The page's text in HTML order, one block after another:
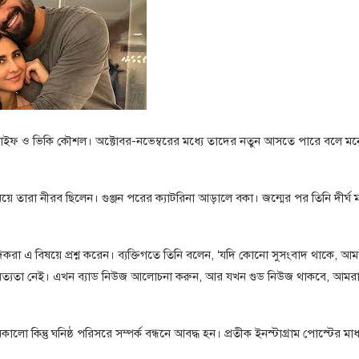
কাইফ ও ভিকি কৌশল। অক্টোবর-নভেম্বরের মধ্যে তাদের নতুন আসতে পারে বলে
তারা নীরব ছিলেন। গুঞ্জন পরের ক্যাটরিনা আড়ালে বকা। জন্মের পর তিনি দীর্ঘ
এ বিষয়ে প্রশ্ন করেন। ব্যক্তিগতে তিনি বলেন, ‘যদি কোনো সুসংবাদ থাকে,
নেই। এখন ব্যাড নিউজ আলোচনা করুন, আর যখন গুড নিউজ থাকবে, আমরা
কিন্তু ঘনিষ্ঠ পরিসরে সম্পর্ক বন্ধনে আবদ্ধ হন। প্রতীক ইনস্টাগ্রাম পোস্টের